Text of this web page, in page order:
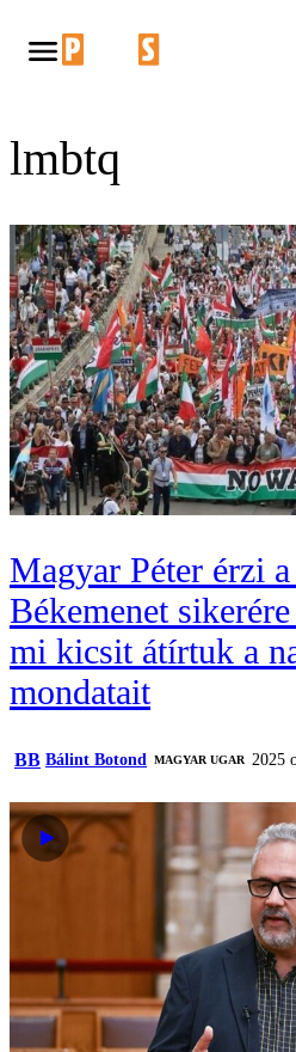
lmbtq
Magyar Péter érzi
Békemenet
mi kicsit átírtuk a
mondatait
BB Bálint Botond MAGYAR UGAR 2025